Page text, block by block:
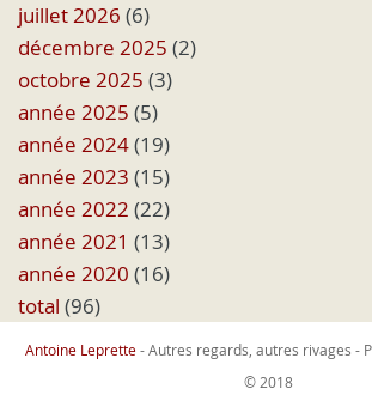
juillet 2026 (6)
décembre 2025 (2)
octobre 2025 (3)
année 2025 (5)
année 2024(19)
année 2023 (15)
année 2022 (22)
année 2021 (13)
année 2020 (16)
total (96)
Antoine Leprette- Autres regards, autres rivages -
© 2018